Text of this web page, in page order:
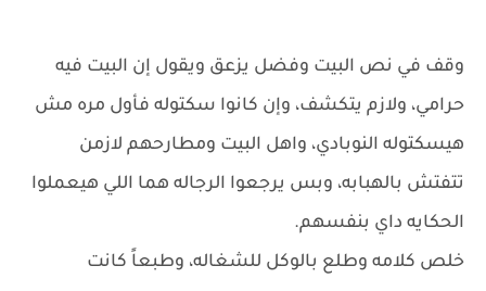
وقف في نص البيت وفضل يزعق ويقول إن البيت فيه
حرامي، ولازم يتكشف، وإن كانوا سكتوله فأول مره مش
هيسكتوله النوبادي، واهل البيت ومطارحهم لازمن
تتفتش بالهبابه، وبس يرجعوا الرجاله هما اللي هيعملوا
الحكايه داي بنفسهم.
خلص كلامه وطلع بالوكل للشغاله، وطبعاً كانت